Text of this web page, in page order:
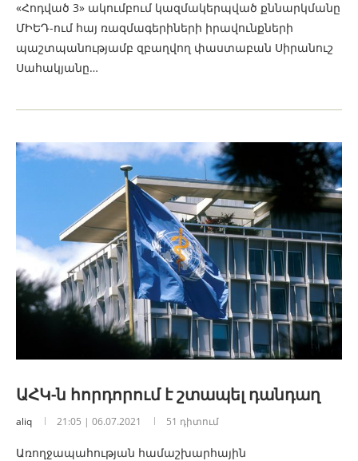
«Հոդված 3» ակումբում կազմակերպված քննարկմանը
ՄԻԵԴ-ում հայ ռազմագերիների իրավունքների
պաշտպանությամբ զբաղվող փաստաբան Սիրանուշ
Սահակյանը…
ԱՀԿ-ն հորդորում է շտապել դանդաղ
aliq 21:05 | 06.07.2021 51 դիտում
Առողջապահության համաշխարհային